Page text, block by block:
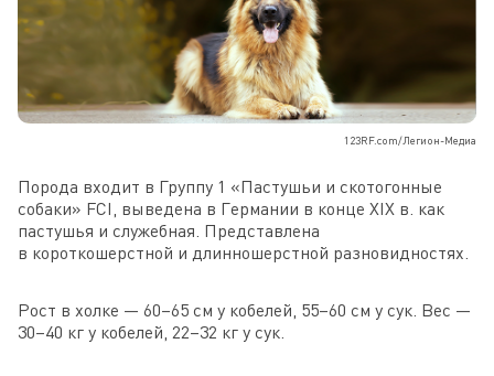
123RF.com/Легион-Медиа
Порода входит в Группу 1 «Пастушьи и скотогонные
собаки» FCI, выведена в Германии в конце XIX в. как
пастушья и служебная. Представлена
в короткошерстной и длинношерстной разновидностях.
Рост в холке — 60–65 см у кобелей, 55–60 см у сук. Вес —
30–40 кг у кобелей, 22–32 кг у сук.